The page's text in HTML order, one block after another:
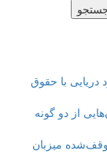
با حقوق
از دو گونه
میزبان